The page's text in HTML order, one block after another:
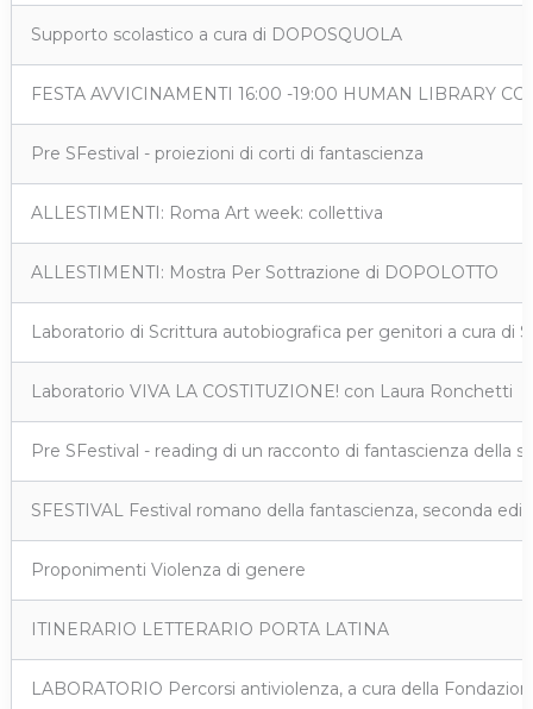
Supporto scolastico a cura di DOPOSQUOLA
FESTA AVVICINAMENTI 16:00 -19:00 HUMAN LIBRARY
Pre SFestival - proiezioni di corti di fantascienza
ALLESTIMENTI: Roma Art week: collettiva
ALLESTIMENTI: Mostra Per Sottrazione di DOPOLOTTO
Laboratorio di Scrittura autobiografica per genitori a cura di
Laboratorio VIVA LA COSTITUZIONE! con Laura Ronchetti
Pre SFestival - reading di un racconto di fantascienza della
SFESTIVAL Festival romano della fantascienza, seconda
Proponimenti Violenza di genere
ITINERARIO LETTERARIO PORTA LATINA
LABORATORIO Percorsi antiviolenza, a cura della